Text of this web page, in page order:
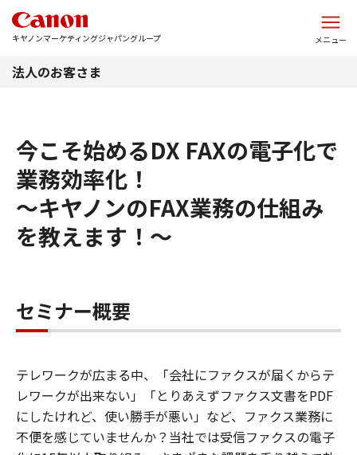
キヤノンマーケティングジャパングループ メニュー
法人のお客さま
今こそ始めるDX FAXの電子化で
業務効率化！
～キヤノンのFAX業務の仕組み
を教えます！～
セミナー概要
テレワークが広まる中、「会社にファクスが届くからテ
レワークが出来ない」「とりあえずファクス文書をPDF
にしたけれど、使い勝手が悪い」など、ファクス業務に
不便を感じていませんか？当社では受信ファクスの電子